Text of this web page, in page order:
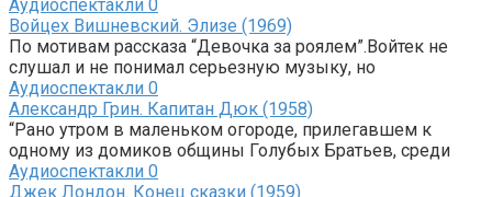
Аудиоспектакли 0
Войцех Вишневский. Элизе (1969)
По мотивам рассказа “Девочка за роялем”.Войтек не
слушал и не понимал серьезную музыку, но
Аудиоспектакли 0
Александр Грин. Капитан Дюк (1958)
“Рано утром в маленьком огороде, прилегавшем к
одному из домиков общины Голубых Братьев, среди
Аудиоспектакли 0
Джек Лондон. Конец сказки (1959)